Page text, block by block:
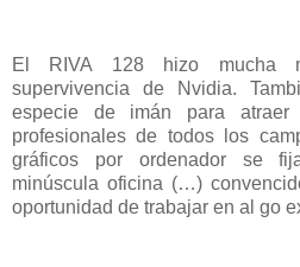
El RIVA 128 hizo mucha
supervivencia de Nvidia.
especie de imán para
profesionales de todos los
gráficos por ordenador se
minúscula oficina (…)
oportunidad de trabajar en al go